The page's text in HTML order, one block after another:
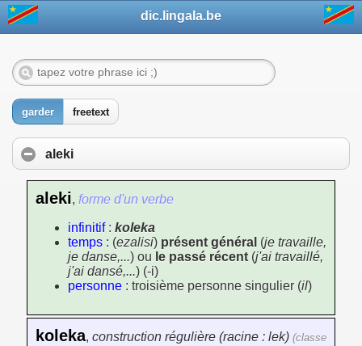
dic.lingala.be
garder freetext
aleki
aleki, forme d'un verbe
infinitif: koleka
temps : (ezalisi) présent général (je travaille,
je danse,...) ou le passé récent (j'ai travaillé,
j'ai dansé,...) (-i)
personne : troisième personne singulier (il)
koleka, construction régulière (racine : lek) (classe